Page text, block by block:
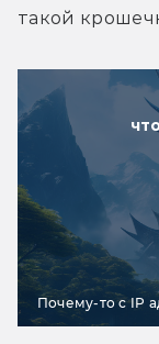
такой
Почему-то с IP